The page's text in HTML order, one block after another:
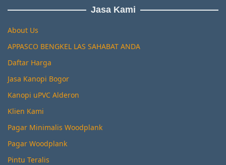
Jasa Kami
About Us
APPASCO BENGKEL LAS SAHABAT ANDA
Daftar Harga
Jasa Kanopi Bogor
Kanopi uPVC Alderon
Klien Kami
Pagar Minimalis Woodplank
Pagar Woodplank
Pintu Teralis